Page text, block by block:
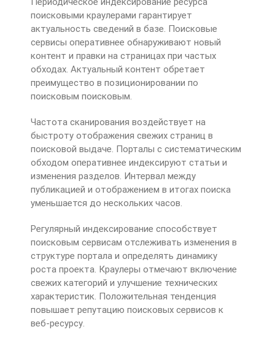
поисковыми краулерами гарантирует
актуальность сведений в базе. Поисковые
сервисы оперативнее обнаруживают новый
контент и правки на страницах при частых
обходах. Актуальный контент обретает
преимущество в позиционировании по
поисковым поисковым.
Частота сканирования воздействует на
быстроту отображения свежих страниц в
поисковой выдаче. Порталы с систематическим
обходом оперативнее индексируют статьи и
изменения разделов. Интервал между
публикацией и отображением в итогах поиска
уменьшается до нескольких часов.
Регулярный индексирование способствует
поисковым сервисам отслеживать изменения в
структуре портала и определять динамику
роста проекта. Краулеры отмечают включение
свежих категорий и улучшение технических
характеристик. Положительная тенденция
повышает репутацию поисковых сервисов к
веб-ресурсу.